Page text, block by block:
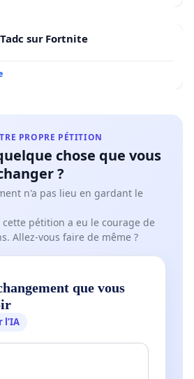
sur Fortnite
PROPRE PÉTITION
chose que vous
?
n'a pas lieu en gardant le
cette pétition a eu le courage de
Allez-vous faire de même ?
que vous
l’IA